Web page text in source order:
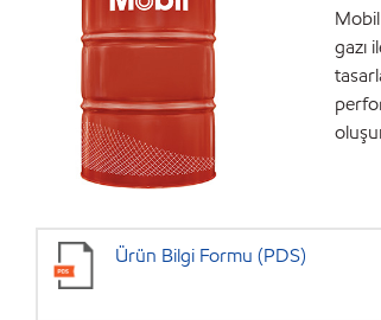
gazı
Ürün Bilgi Formu (PDS)